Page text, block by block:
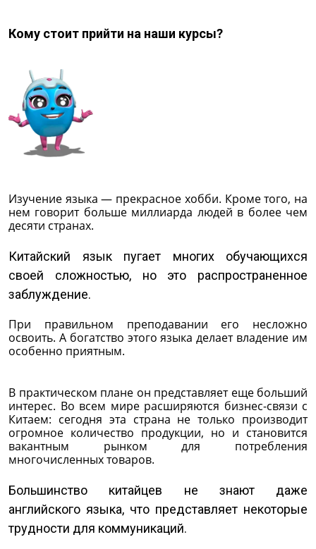
Кому стоит прийти на наши курсы?
Изучение языка — прекрасное хобби. Кроме того, на
нем говорит больше миллиарда людей в более чем
десяти странах.
Китайский язык пугает многих обучающихся
своей сложностью, но это распространенное
заблуждение.
При правильном преподавании его несложно
освоить. А богатство этого языка делает владение им
особенно приятным.
В практическом плане он представляет еще больший
интерес. Во всем мире расширяются бизнес-связи с
Китаем: сегодня эта страна не только производит
огромное количество продукции, но и становится
вакантным рынком для потребления
многочисленных товаров.
Большинство китайцев не знают даже
английского языка, что представляет некоторые
трудности для коммуникаций.